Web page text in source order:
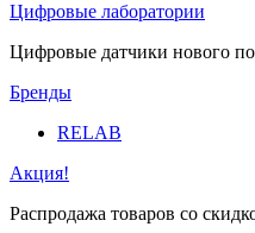
Цифровые лаборатории
Цифровые датчики нового
Бренды
RELAB
Акция!
Распродажа товаров со